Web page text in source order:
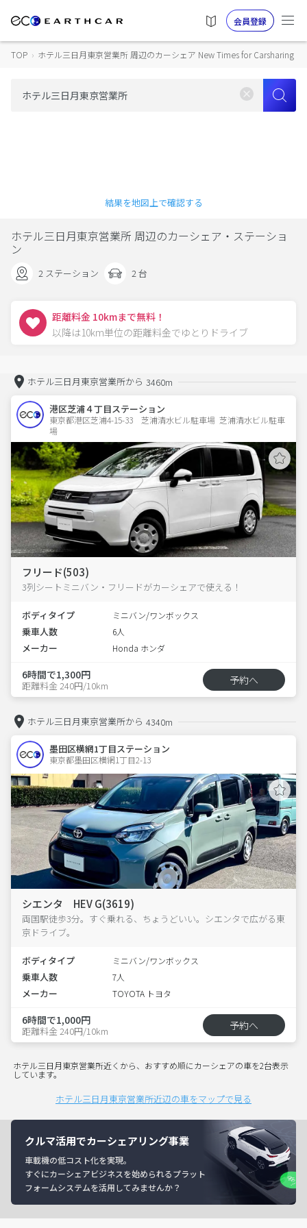
会員登録
TOP › ホテル三日月東京営業所 周辺のカーシェア New Times for Carsharing
結果を地図上で確認する
ホテル三日月東京営業所 周辺のカーシェア・ステーショ
ン
2 ステーション 2 台
距離料金 10kmまで無料！
以降は10km単位の距離料金でゆとりドライブ
ホテル三日月東京営業所から 3460m
港区芝浦４丁目ステーション
東京都港区芝浦4-15-33　芝浦清水ビル駐車場  芝浦清水ビル駐車
場
フリード(503)
3列シートミニバン・フリードがカーシェアで使える！
ボディタイプ ミニバン/ワンボックス
乗車人数 6人
メーカー Honda ホンダ
6時間で1,300円
距離料金 240円/10km 予約へ
ホテル三日月東京営業所から 4340m
墨田区横網1丁目ステーション
東京都墨田区横網1丁目2-13
シエンタ HEV G(3619)
両国駅徒歩3分。すぐ乗れる、ちょうどいい。シエンタで広がる東
京ドライブ。
ボディタイプ ミニバン/ワンボックス
乗車人数 7人
メーカー TOYOTA トヨタ
6時間で1,000円
距離料金 240円/10km 予約へ
ホテル三日月東京営業所近くから、おすすめ順にカーシェアの車を2台表示
しています。
ホテル三日月東京営業所近辺の車をマップで見る
クルマ活用でカーシェアリング事業
車載機の低コスト化を実現。
すぐにカーシェアビジネスを始められるプラット
フォームシステムを活用してみませんか？